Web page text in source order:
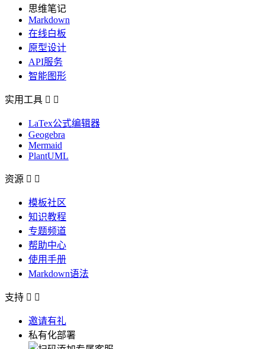
思维笔记
Markdown
在线白板
原型设计
API服务
智能图形
实用工具  
LaTex公式编辑器
Geogebra
Mermaid
PlantUML
资源  
模板社区
知识教程
专题频道
帮助中心
使用手册
Markdown语法
支持  
邀请有礼
私有化部署